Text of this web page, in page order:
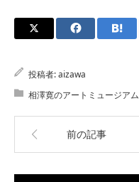
投稿者:aizawa
相澤寛のアートミュージアム
前の記事